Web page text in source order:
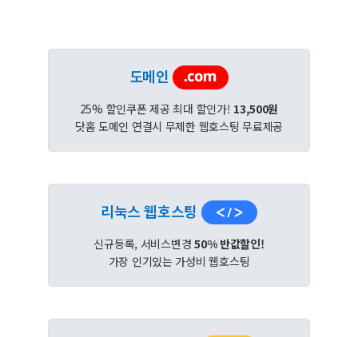
도메인
25% 할인쿠폰 제공 최대 할인가! 13,500원
닷홈 도메인 연결시 무제한 웹호스팅 무료제공
리눅스 웹호스팅
신규등록, 서비스변경50% 반값할인!
가장 인기있는 가성비 웹호스팅